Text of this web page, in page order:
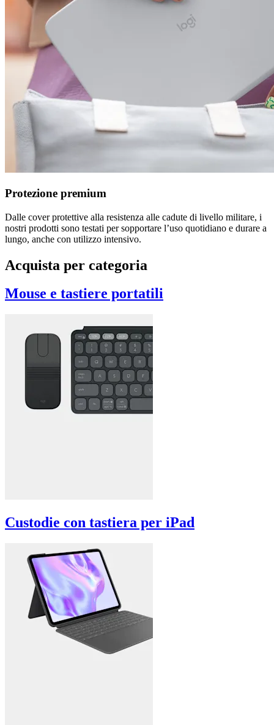
Protezione premium
Dalle cover protettive alla resistenza alle cadute di livello militare, i
nostri prodotti sono testati per sopportare l’uso quotidiano e durare a
lungo, anche con utilizzo intensivo.
Acquista per categoria
Mouse e tastiere portatili
Custodie con tastiera per iPad